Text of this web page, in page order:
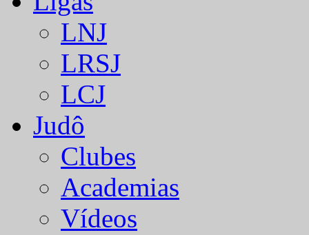
LNJ
LRSJ
LCJ
Judô
Clubes
Academias
Vídeos